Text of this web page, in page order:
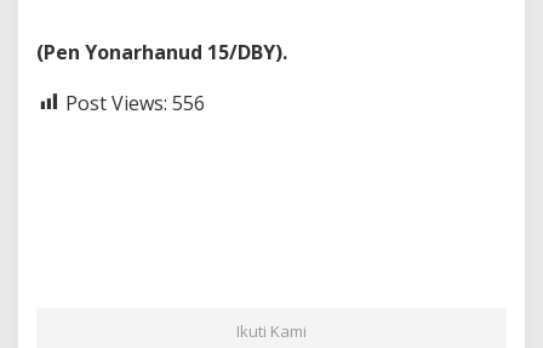
(Pen Yonarhanud 15/DBY).
Post Views: 556
Ikuti Kami